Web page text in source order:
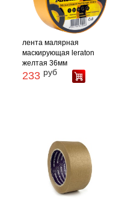
лента малярная
маскирующая leraton
желтая 36мм
233 руб